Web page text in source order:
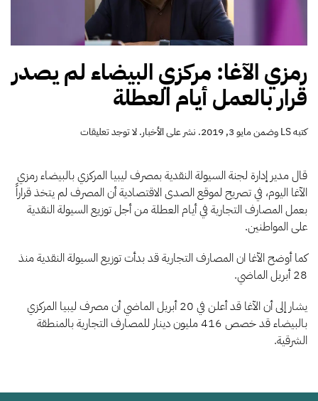
رمزي الآغا: مركزي البيضاء لم يصدر
قرار بالعمل أيام العطلة
كتبهLSوضمنمايو 3, 2019 . نشر علىالأخبار.لا توجد تعليقاتعلى
مركزي
البيضاء
لم
يصدر
أيام
العطلة
قال مدير إدارة لجنة السيولة النقدية بمصرف ليبيا المركزي بالبيضاء رمزي
الآغا اليوم، في تصريح لموقع الصدى الاقتصادية أن المصرف لم يتخذ قراراً
بعمل المصارف التجارية في أيام العطلة من أجل توزيع السيولة النقدية
على المواطنين.
كما أوضح الآغا ان المصارف التجارية قد بدأت توزيع السيولة النقدية منذ
28 أبريل الماضي.
يشار إلى أن الآغا قد أعلن في 20 أبريل الماضي أن مصرف ليبيا المركزي
بالبيضاء قد خصص 416 مليون دينار للمصارف التجارية بالمنطقة
الشرقية.